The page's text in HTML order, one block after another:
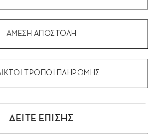
ΑΜΕΣΗ ΑΠΟΣΤΟΛΗ
ΤΡΟΠΟΙ ΠΛΗΡΩΜΗΣ
ΔΕΙΤΕ ΕΠΙΣΗΣ